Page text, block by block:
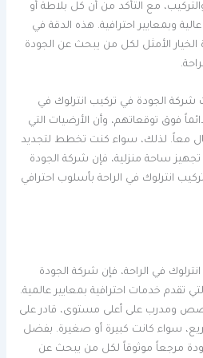
مع التأكد من أن كل بلاطة أو
وبمعايير احترافية. هذه الدقة في
الأمثل لكل من يبحث عن الجودة
شركة الجودة في تركيب انترلوك في
فوق توقعاتهم، وأن الأرضيات التي
معاً. لذلك، سواء كنت تخطط لتجديد
تجهيز ساحة منزلية، فإن شركة الجودة
انترلوك في الراحة بأسلوب احترافي
في الراحة، فإن شركة الجودة
تقدم خدمات احترافية بمعايير عالمية.
ومدرب على أعلى مستوى، قادر على
سواء كانت كبيرة أو صغيرة. بفضل
مرجعاً موثوقاً لكل من يبحث عن